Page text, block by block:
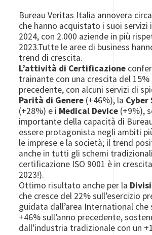
Bureau Veritas Italia annovera circa
che hanno acquistato i suoi servizi
2024, con 2.000 aziende in più
2023.Tutte le aree di business
trend di crescita.
L’attività di Certificazione
trainante con una crescita del 15%
precedente, con alcuni servizi di
Parità di Genere (+46%), la Cyber
(+28%) e i Medical Device (+9%),
importante della capacità di
essere protagonista negli ambiti
le imprese e la società; il trend
anche in tutti gli schemi
certificazione ISO 9001 è in
2023!).
Ottimo risultato anche per la
che cresce del 22% sull’esercizio
guidata dall’area International che
+46% sull’anno precedente,
dall’industria tradizionale con un